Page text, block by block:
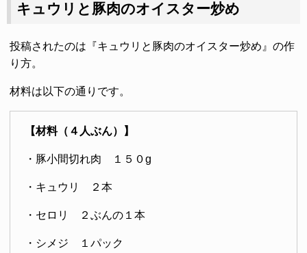
キュウリと豚肉のオイスター炒め
投稿されたのは『キュウリと豚肉のオイスター炒め』の作
り方。
材料は以下の通りです。
【材料（４人ぶん）】
・豚小間切れ肉 １５０g
・キュウリ ２本
・セロリ ２ぶんの１本
・シメジ １パック